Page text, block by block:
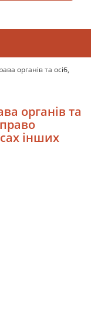
органів та осіб,
органів та
інших